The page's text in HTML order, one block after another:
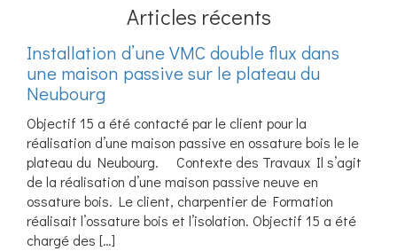
Articles récents
Installation d’une VMC double flux dans
une maison passive sur le plateau du
Neubourg
Objectif 15 a été contacté par le client pour la
réalisation d’une maison passive en ossature bois le le
plateau du Neubourg. Contexte des Travaux Il s’agit
de la réalisation d’une maison passive neuve en
ossature bois. Le client, charpentier de Formation
réalisait l’ossature bois et l’isolation. Objectif 15 a été
chargé des […]